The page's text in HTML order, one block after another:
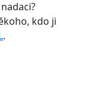
kdo ji
.